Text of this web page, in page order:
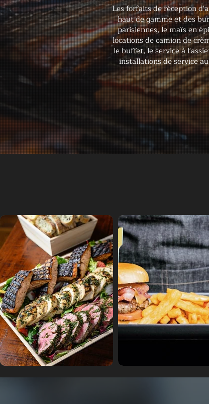
Les forfaits de réception
haut de gamme et des
parisiennes, le maïs en
locations de camion de
le buffet, le service à
installations de service